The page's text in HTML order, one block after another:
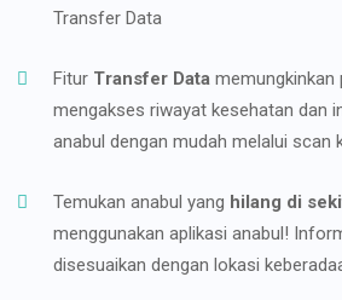
Transfer Data
Fitur Transfer Data memungkinkan
mengakses riwayat kesehatan dan
anabul dengan mudah melalui scan
Temukan anabul yang hilang di
menggunakan aplikasi anabul!
disesuaikan dengan lokasi